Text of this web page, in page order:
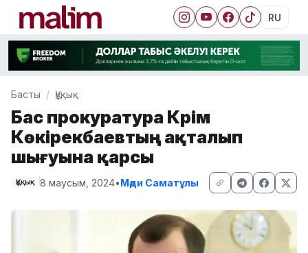
RU
Басты Құқық
Бас прокуратура Кәрім
Көкірекбаевтың ақталып
шығуына қарсы
Құқық 8 маусым, 2024•Мәди Саматұлы